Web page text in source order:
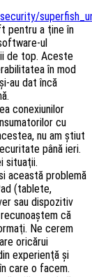
pentru a ţine în
ul
de top. Aceste
în mod
au dat încă
conexiunilor
cu
nu am ştiut
până ieri.
situaţii.
această problemă
(tablete,
sau dispozitiv
că
Ne cerem
oricărui
experienţă şi
care o facem.